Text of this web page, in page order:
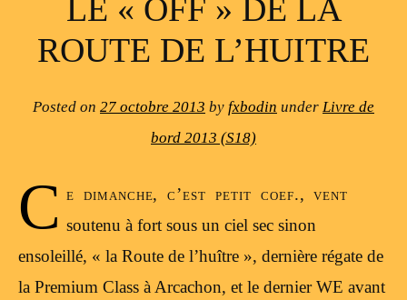
LE « OFF » DE LA
ROUTE DE L’HUITRE
Posted on 27 octobre 2013 by fxbodin under Livre de
bord 2013 (S18)
C e dimanche, c’est petit coef., vent
soutenu à fort sous un ciel sec sinon
ensoleillé, « la Route de l’huître », dernière régate de
la Premium Class à Arcachon, et le dernier WE avant